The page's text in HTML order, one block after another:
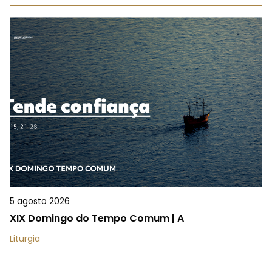
5 agosto 2026
XIX Domingo do Tempo Comum | A
Liturgia